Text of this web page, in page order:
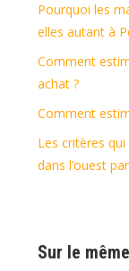
Pourquoi les
elles autant à
Comment
achat ?
Comment
Les critères
dans l’ouest
Sur le